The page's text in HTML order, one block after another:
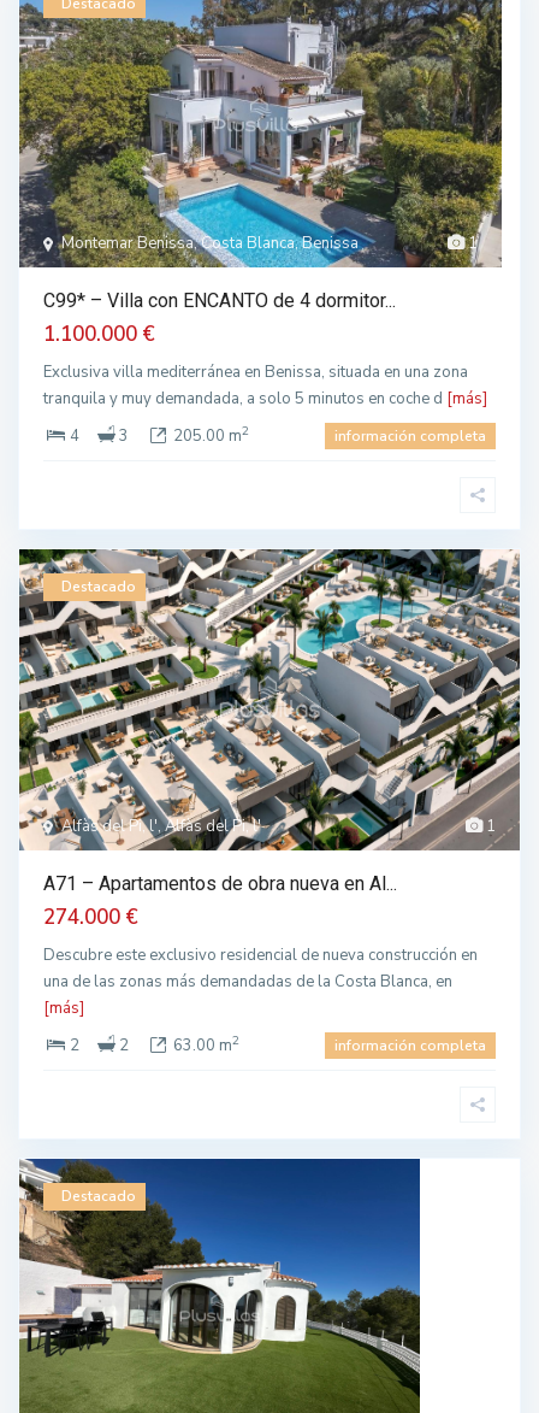
1
Montemar Benissa, Costa Blanca, Benissa
C99* – Villa con ENCANTO de 4 dormitor...
1.100.000 €
Exclusiva villa mediterránea en Benissa, situada en una zona
tranquila y muy demandada, a solo 5 minutos en coche d [más]
4
3 205.00 m2 información completa
1
Alfàs del Pi, l', Alfàs del Pi, l'
Destacado
A71 – Apartamentos de obra nueva en Al...
274.000 €
Descubre este exclusivo residencial de nueva construcción en
una de las zonas más demandadas de la Costa Blanca, en
[más]
2
2 63.00 m2 información completa
Destacado